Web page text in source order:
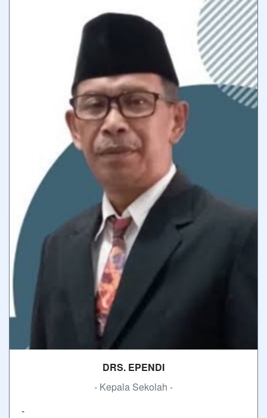
DRS. EPENDI
- Kepala Sekolah -
-